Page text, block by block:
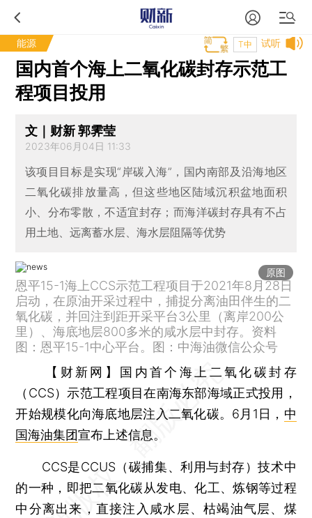
能源 试听
T中
国内首个海上二氧化碳封存示范工
程项目投用
文｜财新 郭霁莹
2023年06月04日 11:33
该项目目标是实现“岸碳入海”，国内南部及沿海地区
二氧化碳排放量高，但这些地区陆域沉积盆地面积
小、分布零散，不适宜封存；而海洋碳封存具有不占
用土地、远离蓄水层、海水层阻隔等优势
原图
恩平15-1海上CCS示范工程项目于2021年8月28日
启动，在原油开采过程中，捕捉分离油田伴生的二
氧化碳，并回注到距开采平台3公里（离岸200公
里）、海底地层800多米的咸水层中封存。资料
图：恩平15-1中心平台。图：中海油微信公众号
【财新网】 国内首个海上二氧化碳封存
（CCS）示范工程项目在南海东部海域正式投用，
开始规模化向海底地层注入二氧化碳。6月1日， 中
国海油集团宣布上述信息。
CCS是CCUS（碳捕集、利用与封存）技术中
的一种，即把二氧化碳从发电、化工、炼钢等过程
中分离出来，直接注入咸水层、枯竭油气层、煤